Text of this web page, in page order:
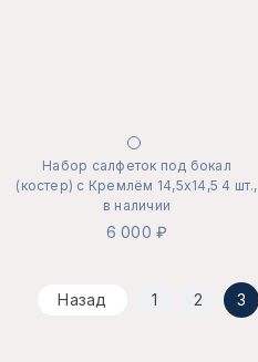
Набор салфеток под бокал
(костер) с Кремлём 14,5х14,5 4 шт.,
в наличии
6 000 ₽
Назад 1 2 3